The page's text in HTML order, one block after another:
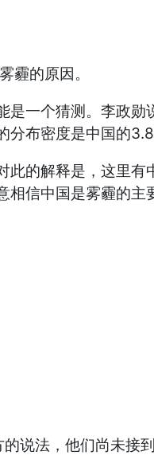
霾的原因。
一个猜测。李政勋
分布密度是中国的
的解释是，这里
信中国是雾霾的主
说法，他们尚未接